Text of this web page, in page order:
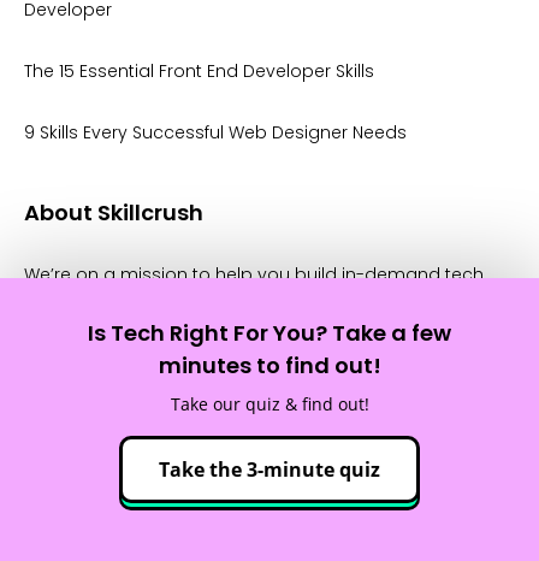
Is Tech Right For You? Take a few
minutes to find out!
Take our quiz & find out!
Take the 3-minute quiz
Developer
The 15 Essential Front End Developer Skills
9 Skills Every Successful Web Designer Needs
About Skillcrush
We’re on a mission to help you build in-demand tech
matter where you’re starting from.
Community Guidelines